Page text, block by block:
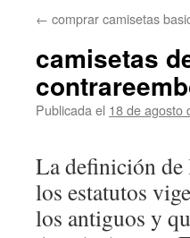
contenido
← comprar camisetas
camisetas
Publicada el 18 de agosto
La definición de
los estatutos
los antiguos y